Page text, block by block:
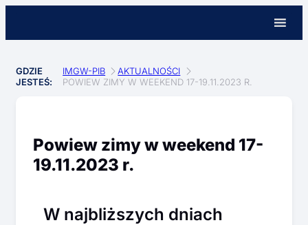
GDZIE
JESTEŚ:
IMGW-PIB
AKTUALNOŚCI
POWIEW ZIMY W WEEKEND 17-19.11.2023 R.
Powiew zimy w weekend 17-
19.11.2023 r.
W najbliższych dniach